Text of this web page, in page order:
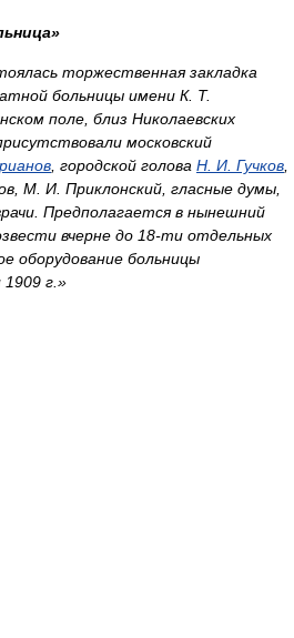
торжественная закладка
больницы имени К. Т.
поле, близ Николаевских
московский
, городской голова Н. И. Гучков
М. И. Приклонский, гласные думы,
Предполагается в нынешний
вчерне до 18-ти отдельных
оборудование больницы
1909 г.»